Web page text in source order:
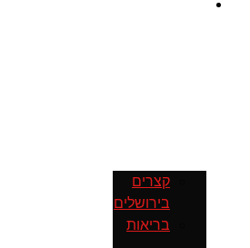
קצרים
בירושלים
בריאות